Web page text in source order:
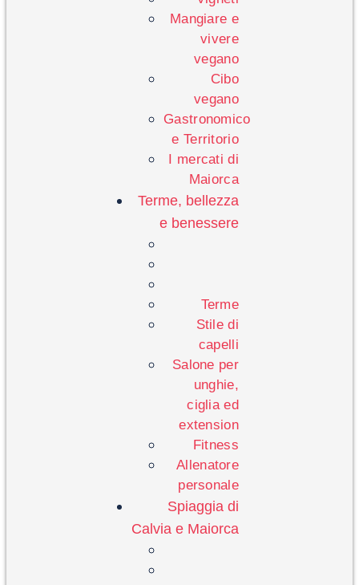
Mangiare e
vivere
vegano
Cibo
vegano
Gastronomico
e Territorio
I mercati di
Maiorca
Terme, bellezza
e benessere
Terme
Stile di
capelli
Salone per
unghie,
ciglia ed
extension
Fitness
Allenatore
personale
Spiaggia di
Calvia e Maiorca